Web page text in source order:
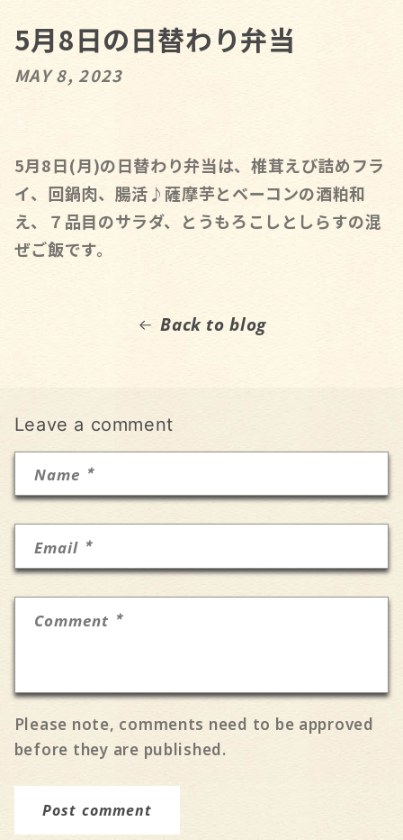
5月8日の日替わり弁当
MAY 8, 2023
5月8日(月)の日替わり弁当は、椎茸えび詰めフラ
イ、回鍋肉、腸活♪薩摩芋とベーコンの酒粕和
え、７品目のサラダ、とうもろこしとしらすの混
ぜご飯です。
Back to blog
Leave a comment
Name *
Email *
Comment *
Please note, comments need to be approved
before they are published.